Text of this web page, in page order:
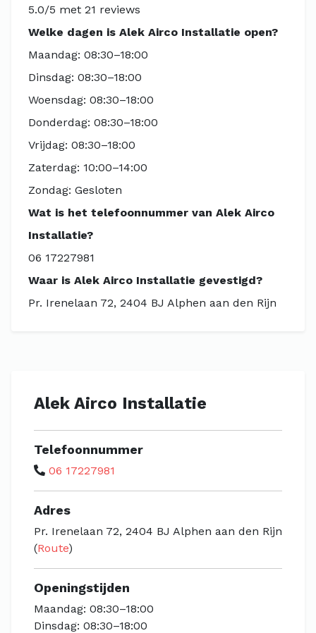
5.0/5 met 21 reviews
Welke dagen is Alek Airco Installatie open?
Maandag: 08:30–18:00
Dinsdag: 08:30–18:00
Woensdag: 08:30–18:00
Donderdag: 08:30–18:00
Vrijdag: 08:30–18:00
Zaterdag: 10:00–14:00
Zondag: Gesloten
Wat is het telefoonnummer van Alek Airco
Installatie?
06 17227981
Waar is Alek Airco Installatie gevestigd?
Pr. Irenelaan 72, 2404 BJ Alphen aan den Rijn
Alek Airco Installatie
Telefoonnummer
06 17227981
Adres
Pr. Irenelaan 72, 2404 BJ Alphen aan den Rijn
(Route)
Openingstijden
Maandag: 08:30–18:00
Dinsdag: 08:30–18:00